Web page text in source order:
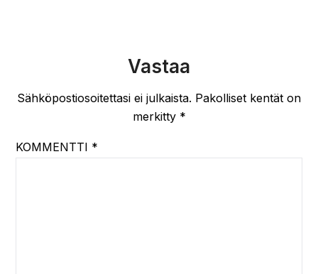
Vastaa
Sähköpostiosoitettasi ei julkaista. Pakolliset kentät on
merkitty *
KOMMENTTI *